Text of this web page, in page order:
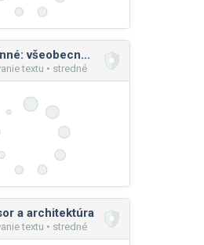
Premenné: všeobecné princípy
textu • stredné
a architektúra
textu • stredné